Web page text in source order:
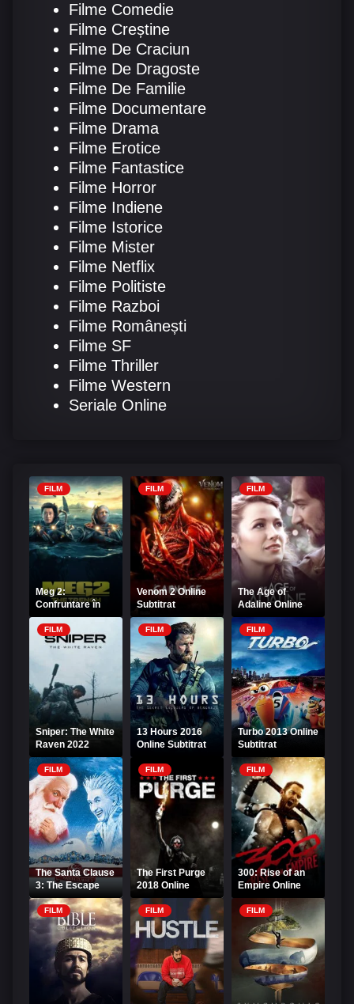
Filme Comedie
Filme Creștine
Filme De Craciun
Filme De Dragoste
Filme De Familie
Filme Documentare
Filme Drama
Filme Erotice
Filme Fantastice
Filme Horror
Filme Indiene
Filme Istorice
Filme Mister
Filme Netflix
Filme Politiste
Filme Razboi
Filme Românești
Filme SF
Filme Thriller
Filme Western
Seriale Online
FILM
Meg 2:
Confruntare în
adâncuri Online
Subtitrat
FILM
Venom 2 Online
Subtitrat
FILM
The Age of
Adaline Online
Subtitrat –
Secretul lui
Adaline
FILM
Sniper: The White
Raven 2022
Online Subtitrat -
Corbul Alb
FILM
13 Hours 2016
Online Subtitrat
FILM
Turbo 2013 Online
Subtitrat
FILM
The Santa Clause
3: The Escape
Clause 2006
Online Subtitrat
FILM
The First Purge
2018 Online
Subtitrat
FILM
300: Rise of an
Empire Online
Subtitrat
FILM FILM FILM